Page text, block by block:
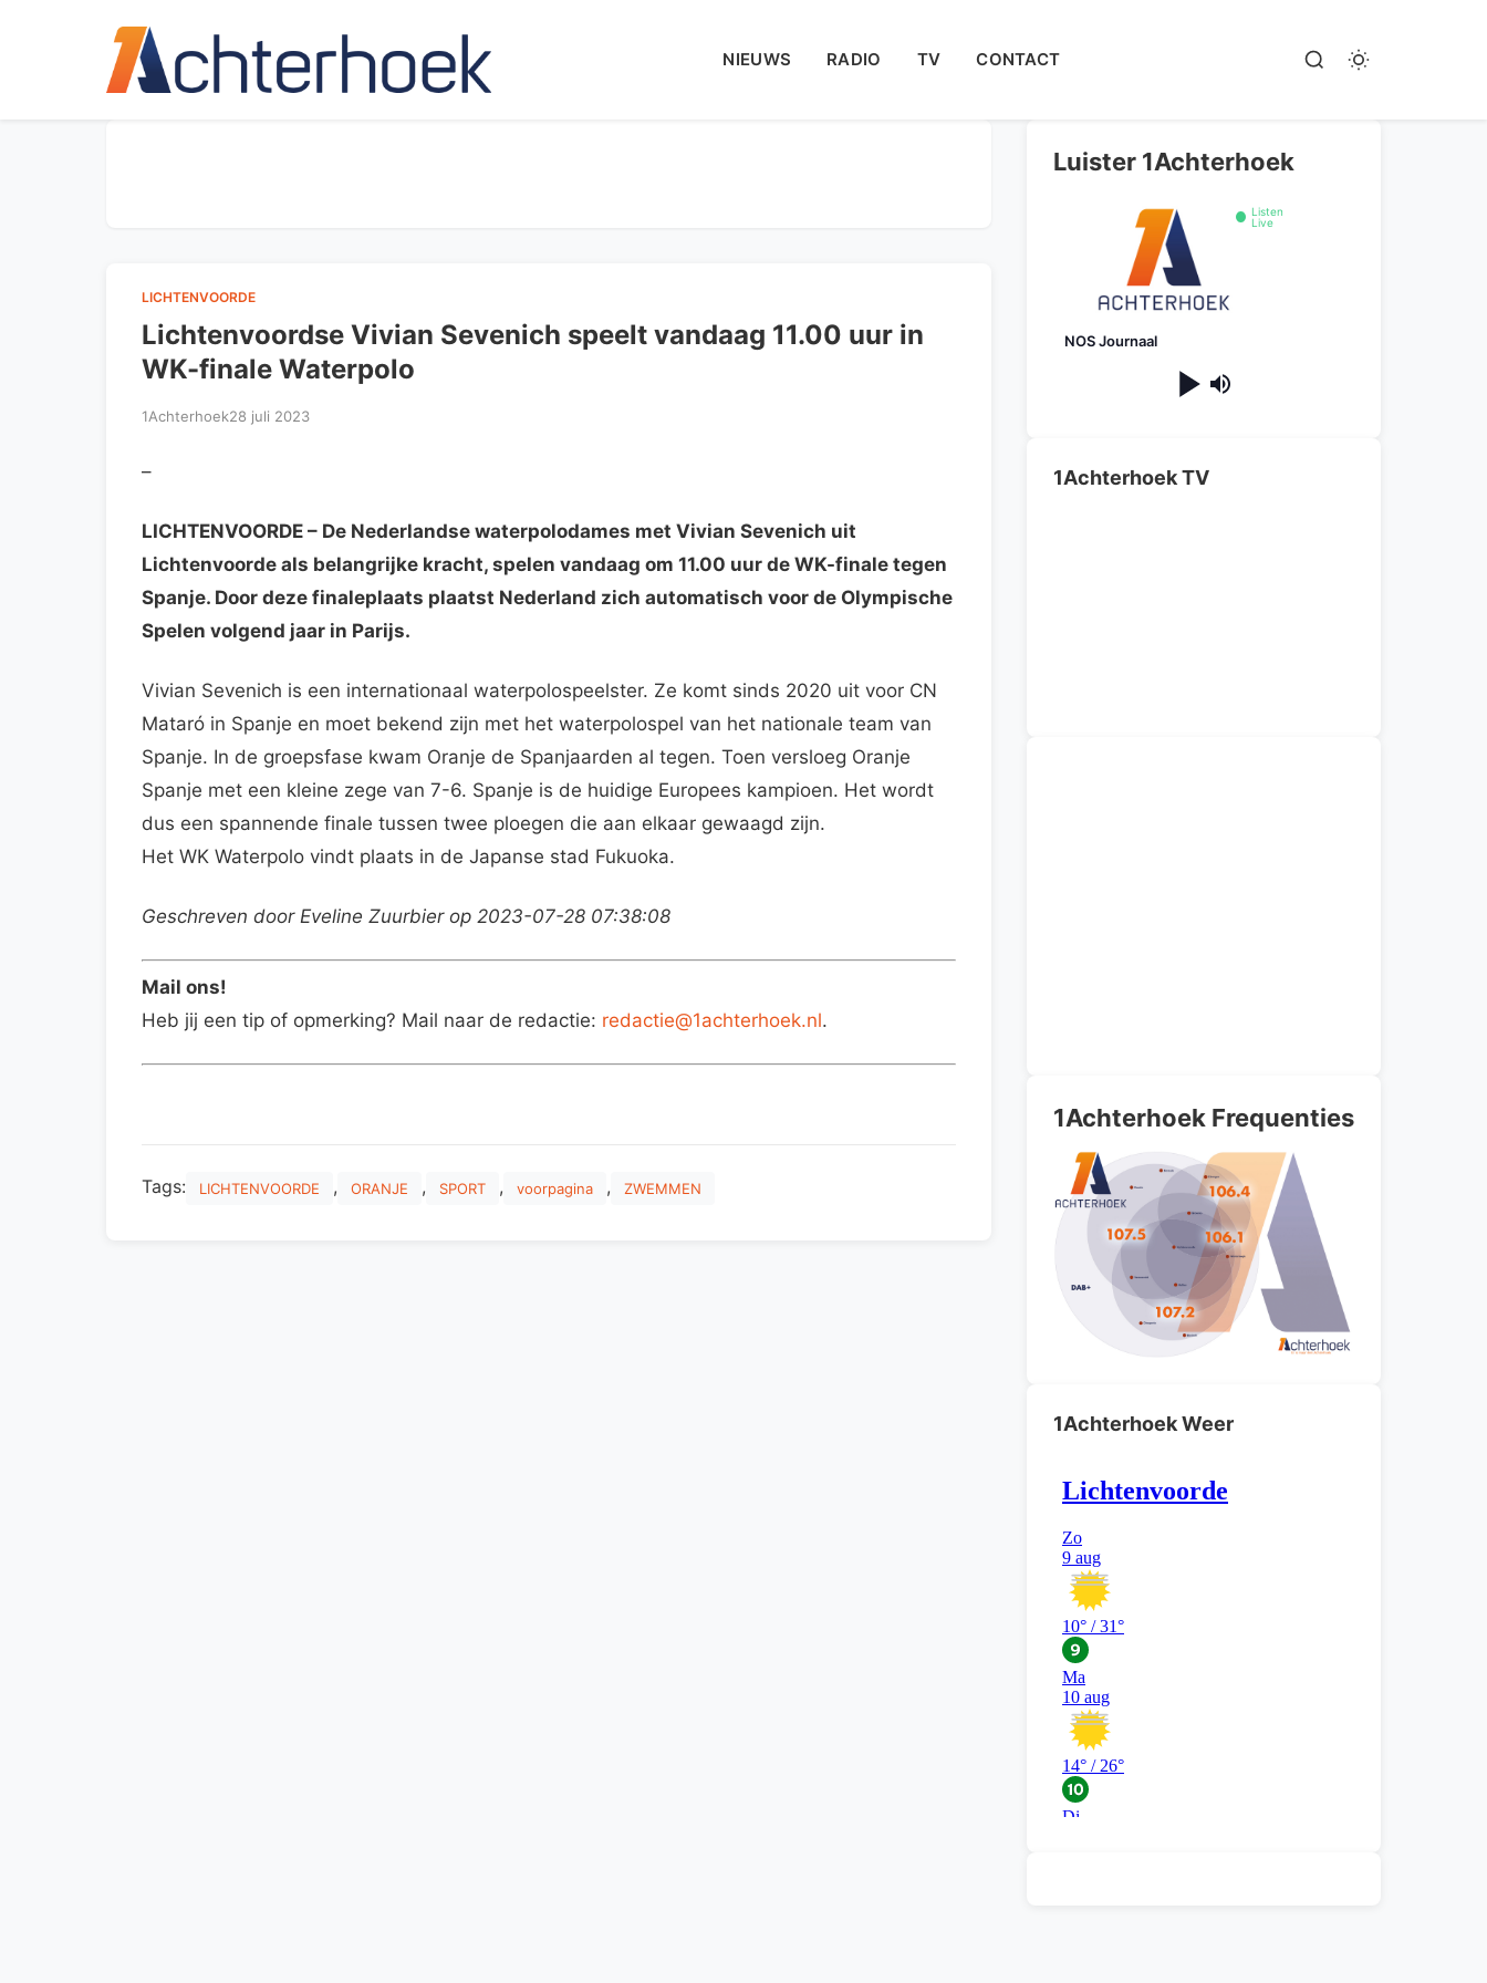
NIEUWS RADIO TV CONTACT
LICHTENVOORDE
Lichtenvoordse Vivian Sevenich speelt vandaag 11.00 uur in
WK-finale Waterpolo
1Achterhoek28 juli 2023
–
LICHTENVOORDE – De Nederlandse waterpolodames met Vivian Sevenich uit
Lichtenvoorde als belangrijke kracht, spelen vandaag om 11.00 uur de WK-finale tegen
Spanje. Door deze finaleplaats plaatst Nederland zich automatisch voor de Olympische
Spelen volgend jaar in Parijs.
Vivian Sevenich is een internationaal waterpolospeelster. Ze komt sinds 2020 uit voor CN
Mataró in Spanje en moet bekend zijn met het waterpolospel van het nationale team van
Spanje. In de groepsfase kwam Oranje de Spanjaarden al tegen. Toen versloeg Oranje
Spanje met een kleine zege van 7-6. Spanje is de huidige Europees kampioen. Het wordt
dus een spannende finale tussen twee ploegen die aan elkaar gewaagd zijn.
Het WK Waterpolo vindt plaats in de Japanse stad Fukuoka.
Geschreven door Eveline Zuurbier op 2023-07-28 07:38:08
Mail ons!
Heb jij een tip of opmerking? Mail naar de redactie: redactie@1achterhoek.nl.
Tags: LICHTENVOORDE , ORANJE , SPORT , voorpagina , ZWEMMEN
Luister 1Achterhoek
Listen
Live
NOS Journaal
1Achterhoek TV
1Achterhoek Frequenties
1Achterhoek Weer